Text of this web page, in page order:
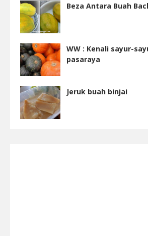
Beza Antara Buah
WW : Kenali sayur-
pasaraya
Jeruk buah binjai